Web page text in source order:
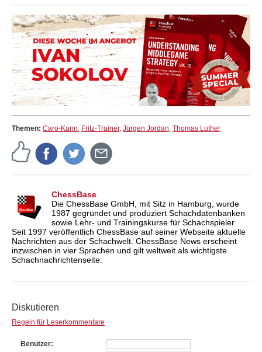
Themen: Caro-Kann, Fritz-Trainer, Jürgen Jordan, Thomas Luther
ChessBase
Die ChessBase GmbH, mit Sitz in Hamburg, wurde
1987 gegründet und produziert Schachdatenbanken
sowie Lehr- und Trainingskurse für Schachspieler.
Seit 1997 veröffentlich ChessBase auf seiner Webseite aktuelle
Nachrichten aus der Schachwelt. ChessBase News erscheint
inzwischen in vier Sprachen und gilt weltweit als wichtigste
Schachnachrichtenseite.
Diskutieren
Regeln für Leserkommentare
Benutzer